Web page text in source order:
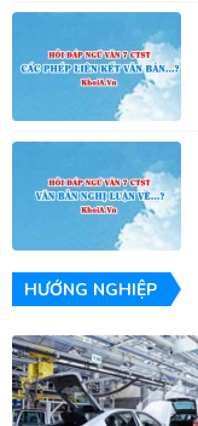
HƯỚNG NGHIỆP